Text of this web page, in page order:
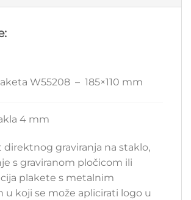
W55208 – 185×110 mm
4 mm
direktnog graviranja na staklo,
s graviranom pločicom ili
plakete s metalnim
u koji se može aplicirati logo u